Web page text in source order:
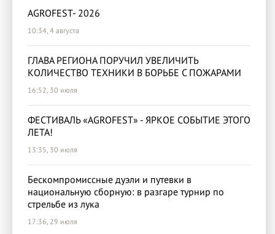
AGROFEST- 2026
10:34, 4 августа
ГЛАВА РЕГИОНА ПОРУЧИЛ УВЕЛИЧИТЬ
КОЛИЧЕСТВО ТЕХНИКИ В БОРЬБЕ С ПОЖАРАМИ
16:52, 30 июля
ФЕСТИВАЛЬ «AGROFEST» - ЯРКОЕ СОБЫТИЕ ЭТОГО
ЛЕТА!
13:35, 30 июля
Бескомпромиссные дуэли и путевки в
национальную сборную: в разгаре турнир по
стрельбе из лука
17:36, 29 июля